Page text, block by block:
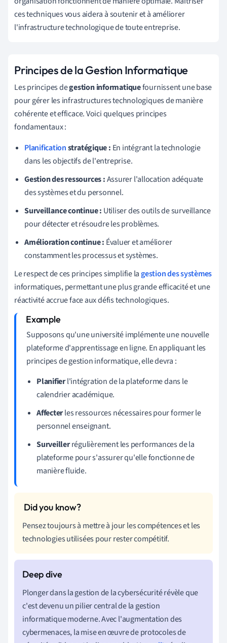
ces techniques vous aidera à soutenir et à améliorer
l'infrastructure technologique de toute entreprise.
Principes de la Gestion Informatique
Les principes degestion informatiquefournissent une base
pour gérer les infrastructures technologiques de manière
cohérente et efficace. Voici quelques principes
fondamentaux :
Planificationstratégique : En intégrant la technologie
dans les objectifs de l'entreprise.
Gestion des ressources :Assurer l'allocation adéquate
des systèmes et du personnel.
Surveillance continue : Utiliser des outils de surveillance
pour détecter et résoudre les problèmes.
Amélioration continue : Évaluer et améliorer
constamment les processus et systèmes.
Le respect de ces principes simplifie la gestion des systèmes
informatiques, permettant une plus grande efficacité et une
réactivité accrue face aux défis technologiques.
Supposons qu'une université implémente une nouvelle
plateforme d'apprentissage en ligne. En appliquant les
principes de gestion informatique, elle devra :
Planifierl'intégration de la plateforme dans le
calendrier académique.
Affecterles ressources nécessaires pour former le
personnel enseignant.
Surveillerrégulièrement les performances de la
plateforme pour s'assurer qu'elle fonctionne de
manière fluide.
Pensez toujours à mettre à jour les compétences et les
technologies utilisées pour rester compétitif.
Plonger dans la gestion de la cybersécurité révèle que
c'est devenu un pilier central de la gestion
informatique moderne. Avec l'augmentation des
cybermenaces, la mise en œuvre de protocoles de